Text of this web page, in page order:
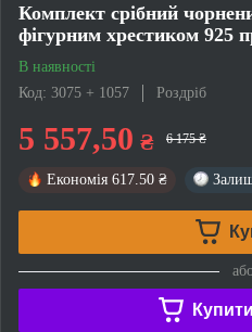
Комплект срібний
фігурним хрестиком 925
В наявності
Код: 3075 + 1057
Роздріб
5 557,50 ₴ 6 175 ₴
Економія 617.50 ₴